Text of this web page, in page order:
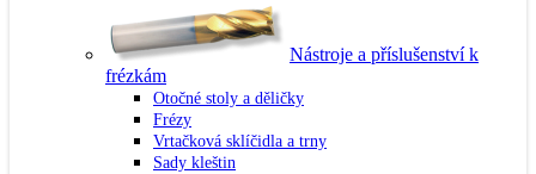
Nástroje a příslušenství k
frézkám
Otočné stoly a děličky
Frézy
Vrtačková sklíčidla a trny
Sady kleštin